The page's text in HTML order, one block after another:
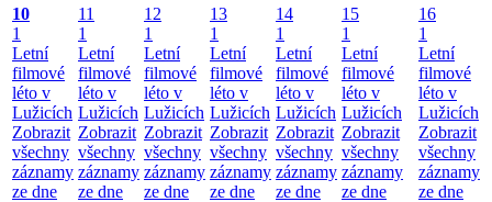
10
1
Letní
filmové
léto v
Lužicích
Zobrazit
všechny
záznamy
ze dne
11
1
Letní
filmové
léto v
Lužicích
Zobrazit
všechny
záznamy
ze dne
12
1
Letní
filmové
léto v
Lužicích
Zobrazit
všechny
záznamy
ze dne
13
1
Letní
filmové
léto v
Lužicích
Zobrazit
všechny
záznamy
ze dne
14
1
Letní
filmové
léto v
Lužicích
Zobrazit
všechny
záznamy
ze dne
15
1
Letní
filmové
léto v
Lužicích
Zobrazit
všechny
záznamy
ze dne
16
1
Letní
filmové
léto v
Lužicích
Zobrazit
všechny
záznamy
ze dne